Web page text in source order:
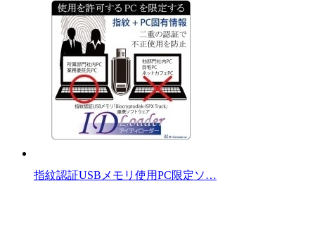
指紋認証USBメモリ使用PC限定ソ…